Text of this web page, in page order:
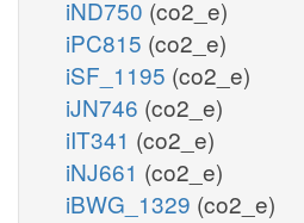
iND750 (co2_e)
iPC815 (co2_e)
iSF_1195 (co2_e)
iJN746 (co2_e)
iIT341 (co2_e)
iNJ661 (co2_e)
iBWG_1329 (co2_e)